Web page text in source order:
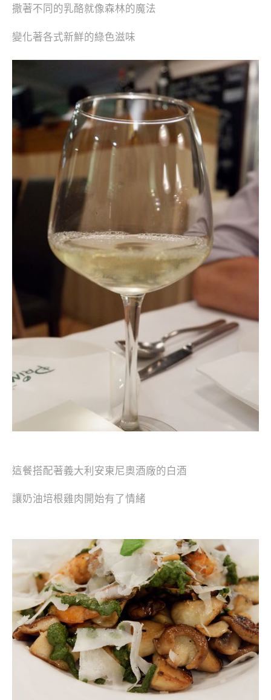
撒著不同的乳酪就像森林的魔法
變化著各式新鮮的綠色滋味
這餐搭配著義大利安東尼奧酒廠的白酒
讓奶油培根雞肉開始有了情緒